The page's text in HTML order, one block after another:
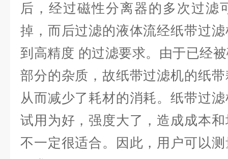
后，经过磁性分离器的多次过滤
掉，而后过滤的液体流经纸带过
到高精度 的过滤要求。由于已经
部分的杂质，故纸带过滤机的纸
从而减少了耗材的消耗。纸带过
试用为好，强度大了，造成成本
不一定很适合。因此，用户可以